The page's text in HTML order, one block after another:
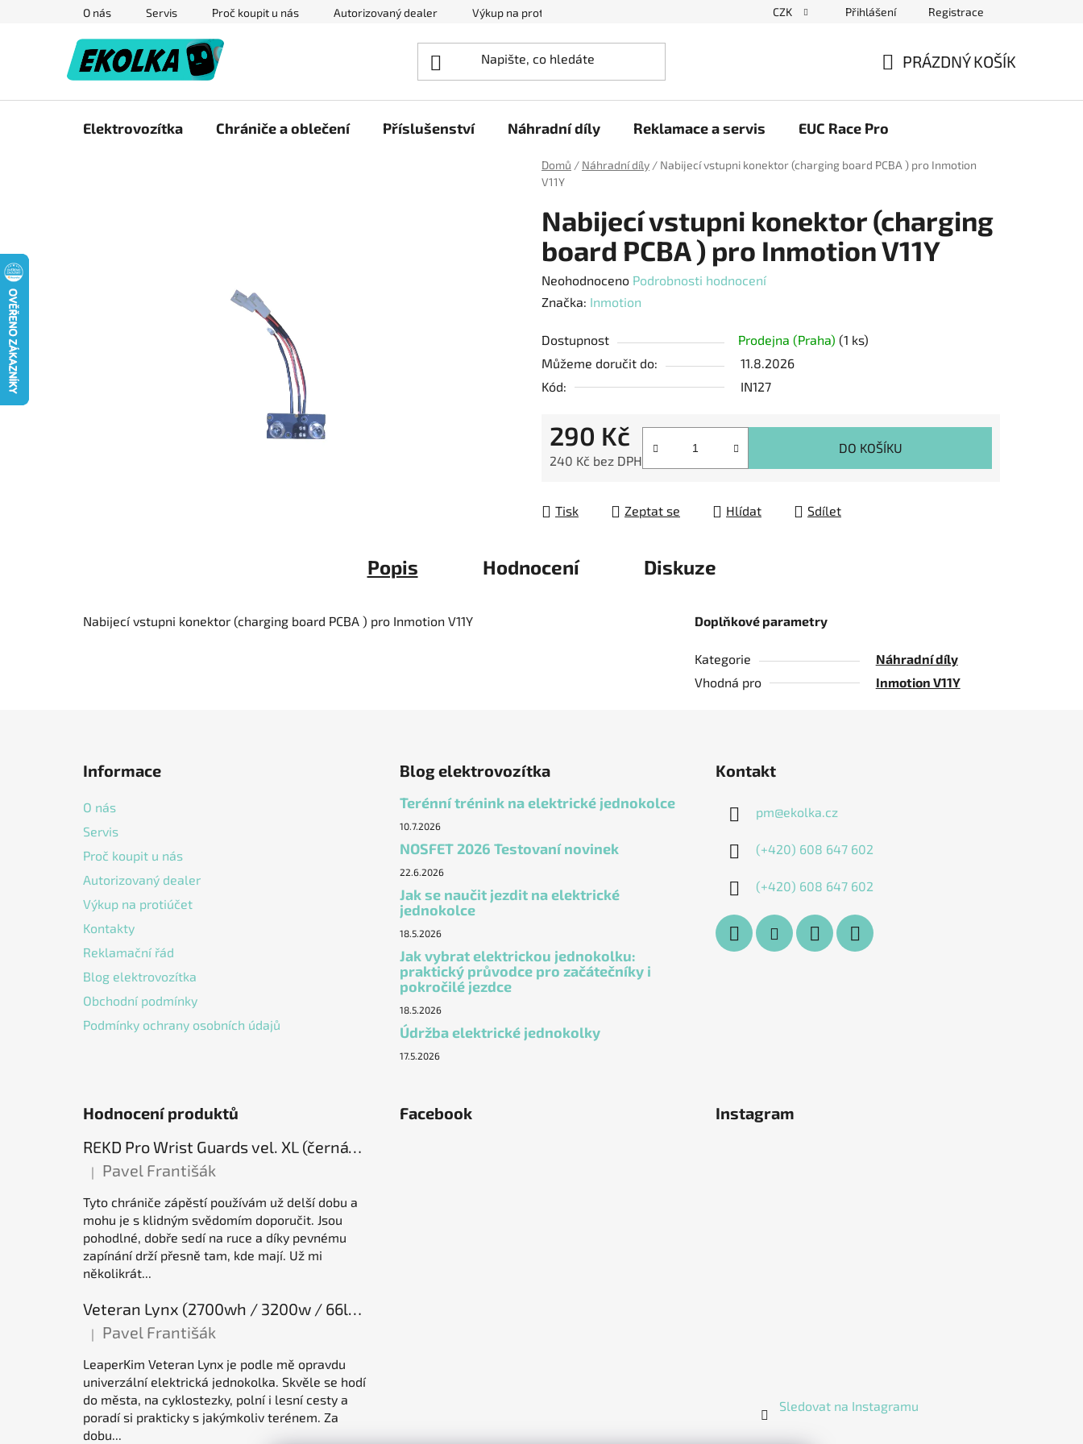
O nás Servis Proč koupit u nás Autorizovaný dealer Výkup na protiúčet Blog elektrovozítka Obchodní podmínky
CZK Přihlášení Registrace
PRÁZDNÝ KOŠÍK
Elektrovozítka Chrániče a oblečení Příslušenství Náhradní díly Reklamace a servis EUC Race Pro
Domů / Náhradní díly / Nabijecí vstupni konektor (charging board PCBA ) pro Inmotion
V11Y
Nabijecí vstupni konektor (charging
board PCBA ) pro Inmotion V11Y
Průměrné
hodnocení
je
0,0
z
hvězdiček.
Neohodnoceno Podrobnosti hodnocení
Značka: Inmotion
Dostupnost Prodejna (Praha) (1 ks)
Můžeme doručit do:
11.8.2026
Kód:
IN127
290 Kč
240 Kč bez DPH
DO KOŠÍKU
Tisk Zeptat se Hlídat Sdílet
Popis Hodnocení Diskuze
Nabijecí vstupni konektor (charging board PCBA ) pro Inmotion V11Y Doplňkové parametry
Kategorie
Náhradní díly
Vhodná pro
Inmotion V11Y
Informace
O nás
Servis
Proč koupit u nás
Autorizovaný dealer
Výkup na protiúčet
Kontakty
Reklamační řád
Blog elektrovozítka
Obchodní podmínky
Podmínky ochrany osobních údajů
Blog elektrovozítka
Terénní trénink na elektrické jednokolce
10.7.2026
NOSFET 2026 Testovaní novinek
22.6.2026
Jak se naučit jezdit na elektrické
jednokolce
18.5.2026
Jak vybrat elektrickou jednokolku:
praktický průvodce pro začátečníky i
pokročilé jezdce
18.5.2026
Údržba elektrické jednokolky
17.5.2026
Kontakt
pm@ekolka.cz
(+420) 608 647 602
(+420) 608 647 602
Hodnocení produktů
REKD Pro Wrist Guards vel. XL (černá) chrániče zápěstí
Hodnocení produktu je 5 z 5 hvězdiček.
| Pavel Františák
Tyto chrániče zápěstí používám už delší dobu a
mohu je s klidným svědomím doporučit. Jsou
pohodlné, dobře sedí na ruce a díky pevnému
zapínání drží přesně tam, kde mají. Už mi
několikrát...
Veteran Lynx (2700wh / 3200w / 66lb / 50E), elektrická jednokolka
Hodnocení produktu je 5 z 5 hvězdiček.
| Pavel Františák
LeaperKim Veteran Lynx je podle mě opravdu
univerzální elektrická jednokolka. Skvěle se hodí
do města, na cyklostezky, polní i lesní cesty a
poradí si prakticky s jakýmkoliv terénem. Za
dobu...
Facebook Instagram
Sledovat na Instagramu